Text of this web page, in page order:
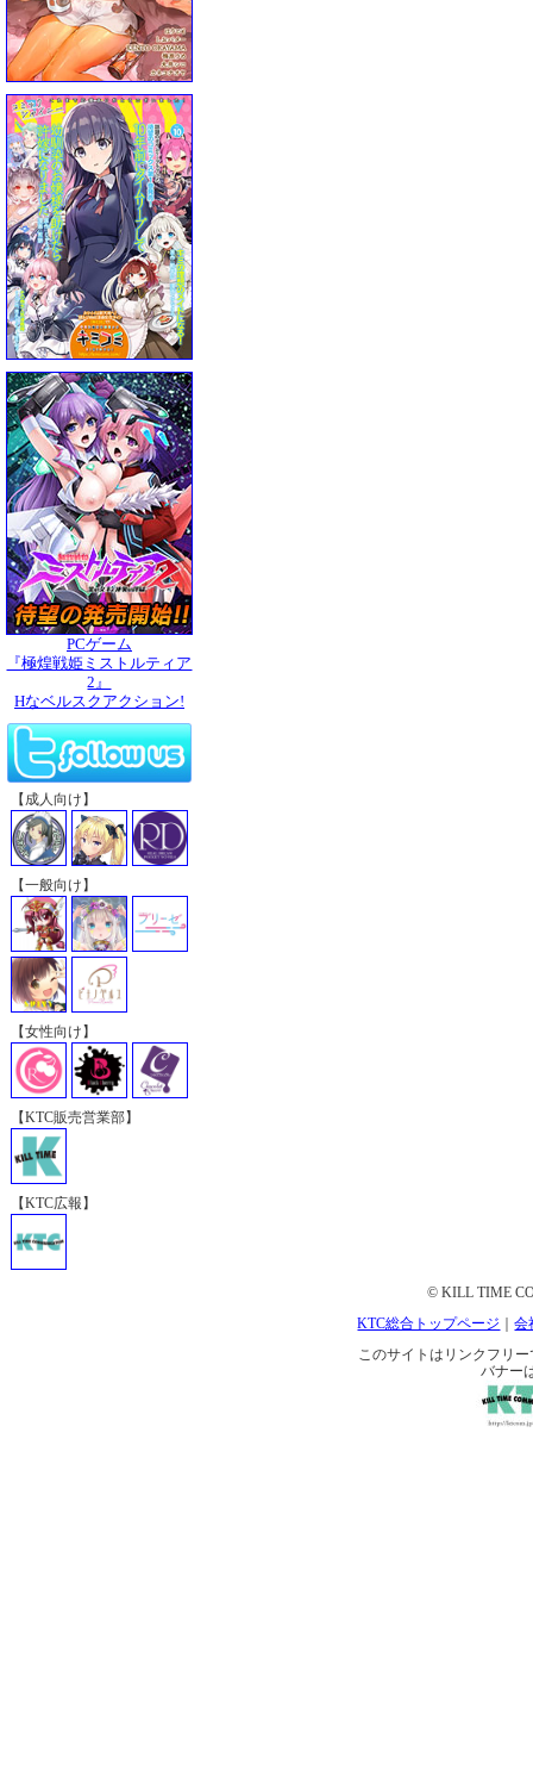
PCゲーム
『極煌戦姫ミストルティア
2』
Hなベルスクアクション!
【成人向け】
【一般向け】
【女性向け】
【KTC販売営業部】
【KTC広報】
© KILL TIME
KTC総合トップページ
｜会
このサイトはリンクフリ
バナー